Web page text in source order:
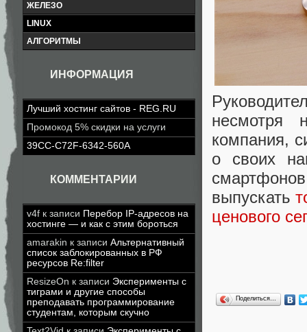
ЖЕЛЕЗО
LINUX
АЛГОРИТМЫ
ИНФОРМАЦИЯ
Лучший хостинг сайтов - REG.RU
Промокод 5% скидки на услуги
39CC-C72F-6342-560A
КОММЕНТАРИИ
v4f к записи Перебор IP-адресов на
хостинге — и как с этим бороться
amarakin к записи Альтернативный
список заблокированных в РФ
ресурсов Re:filter
ResizeOn к записи Эксперименты с
тиграми и другие способы
преподавать программирование
студентам, которым скучно
несмотря
компания,
о своих
выпускать
ценового
Поделиться…